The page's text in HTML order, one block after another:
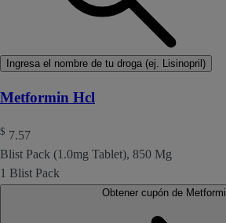
Ingresa el nombre de tu droga (ej. Lisinopril)
Metformin Hcl
$ 7.57
Blist Pack (1.0mg Tablet), 850 Mg
1 Blist Pack